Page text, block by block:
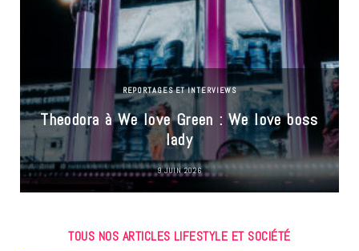
REPORTAGES ET INTERVIEWS
Theodora à We love Green : We love boss
lady
9 JUIN 2026
TOUS NOS ARTICLES LIFESTYLE ET SOCIÉTÉ